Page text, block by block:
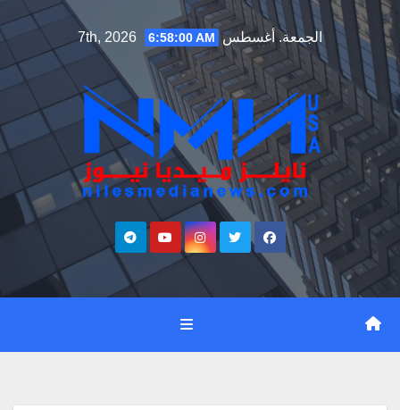
Skip
to
content
الجمعة. أغسطس 7th, 2026 6:58:01 AM